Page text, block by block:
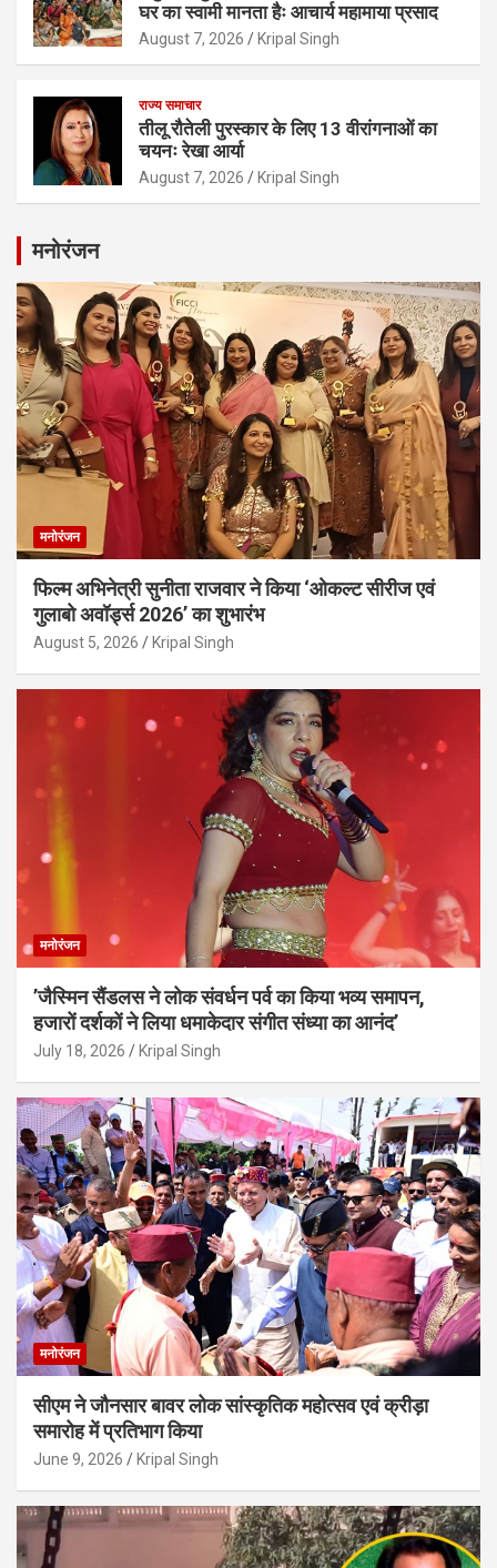
घर का स्वामी मानता हैः आचार्य महामाया प्रसाद
August 7, 2026 Kripal Singh
राज्य समाचार
तीलू रौतेली पुरस्कार के लिए 13 वीरांगनाओं का
चयनः रेखा आर्या
August 7, 2026 Kripal Singh
मनोरंजन
मनोरंजन
फिल्म अभिनेत्री सुनीता राजवार ने किया ‘ओकल्ट सीरीज एवं
गुलाबो अवॉर्ड्स 2026’ का शुभारंभ
August 5, 2026 Kripal Singh
मनोरंजन
’जैस्मिन सैंडलस ने लोक संवर्धन पर्व का किया भव्य समापन,
हजारों दर्शकों ने लिया धमाकेदार संगीत संध्या का आनंद’
July 18, 2026 Kripal Singh
मनोरंजन
सीएम ने जौनसार बावर लोक सांस्कृतिक महोत्सव एवं क्रीड़ा
समारोह में प्रतिभाग किया
June 9, 2026 Kripal Singh